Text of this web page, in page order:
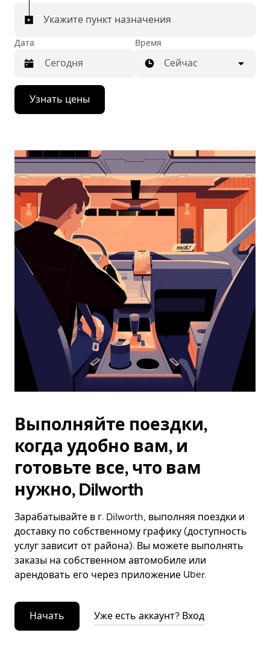
Укажите пункт назначения
Дата
Нажмите
стрелку
вниз,
календарю
выбрать
дату.
Чтобы
закрыть
календарь,
нажмите
Esc.
Время
Сейчас
Узнать цены
Выполняйте поездки,
когда удобно вам, и
готовьте все, что вам
нужно, Dilworth
Зарабатывайте в г. Dilworth, выполняя поездки и
доставку по собственному графику (доступность
услуг зависит от района). Вы можете выполнять
заказы на собственном автомобиле или
арендовать его через приложение Uber.
Начать Уже есть аккаунт? Вход